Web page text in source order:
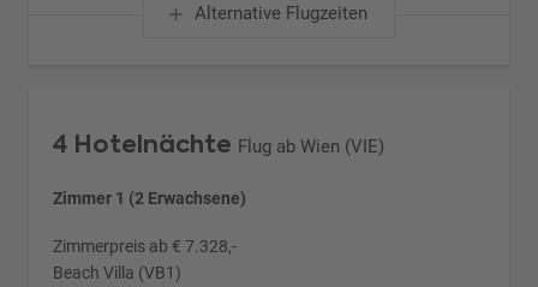
Alternative Flugzeiten
4 Hotelnächte Flug ab Wien (VIE)
Zimmer 1 (2 Erwachsene)
Zimmerpreis ab € 7.328,-
Beach Villa (VB1)